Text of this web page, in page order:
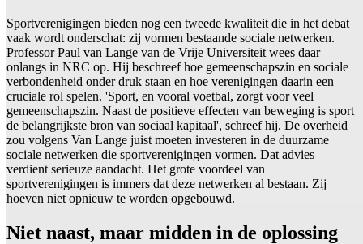
Sportverenigingen bieden nog een tweede kwaliteit die in het debat
vaak wordt onderschat: zij vormen bestaande sociale netwerken.
Professor Paul van Lange van de Vrije Universiteit wees daar
onlangs in NRC op. Hij beschreef hoe gemeenschapszin en sociale
verbondenheid onder druk staan en hoe verenigingen daarin een
cruciale rol spelen. 'Sport, en vooral voetbal, zorgt voor veel
gemeenschapszin. Naast de positieve effecten van beweging is sport
de belangrijkste bron van sociaal kapitaal', schreef hij. De overheid
zou volgens Van Lange juist moeten investeren in de duurzame
sociale netwerken die sportverenigingen vormen. Dat advies
verdient serieuze aandacht. Het grote voordeel van
sportverenigingen is immers dat deze netwerken al bestaan. Zij
hoeven niet opnieuw te worden opgebouwd.
Niet naast, maar midden in de oplossing